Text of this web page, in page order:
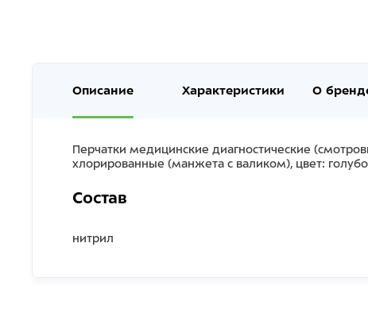
Описание Характеристики О
Перчатки медицинские диагностические
хлорированные (манжета с валиком), цвет:
Состав
нитрил